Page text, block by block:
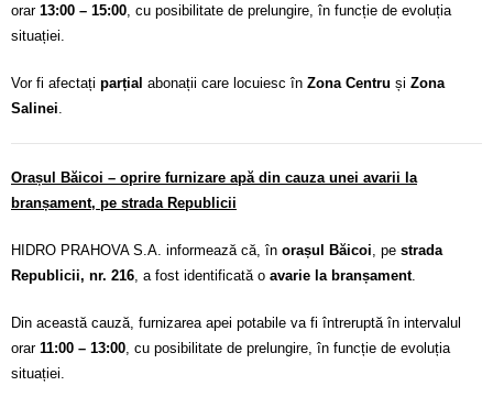
orar 13:00 – 15:00 , cu posibilitate de prelungire, în funcție de evoluția
situației.
Vor fi afectați parțial abonații care locuiesc în Zona Centru și Zona
Salinei
Orașul Băicoi – oprire furnizare apă din cauza unei avarii la
branșament, pe strada Republicii
HIDRO PRAHOVA S.A. informează că, în orașul Băicoi, pe strada
Republicii, nr. 216, a fost identificată o avarie la branșament.
Din această cauză, furnizarea apei potabile va fi întreruptă în intervalul
orar 11:00 – 13:00, cu posibilitate de prelungire, în funcție de evoluția
situației.